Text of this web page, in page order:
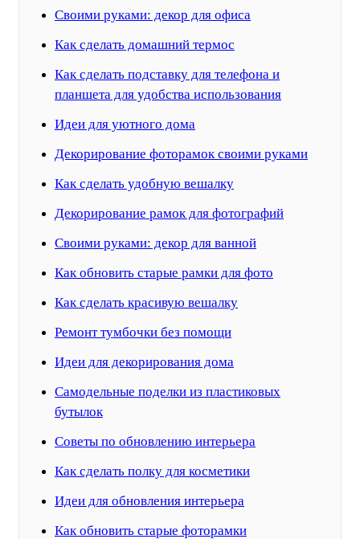
Своими руками: декор для офиса
Как сделать домашний термос
Как сделать подставку для телефона и
планшета для удобства использования
Идеи для уютного дома
Декорирование фоторамок своими руками
Как сделать удобную вешалку
Декорирование рамок для фотографий
Своими руками: декор для ванной
Как обновить старые рамки для фото
Как сделать красивую вешалку
Ремонт тумбочки без помощи
Идеи для декорирования дома
Самодельные поделки из пластиковых
бутылок
Советы по обновлению интерьера
Как сделать полку для косметики
Идеи для обновления интерьера
Как обновить старые фоторамки